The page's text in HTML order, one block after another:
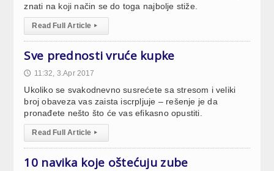
znati na koji način se do toga najbolje stiže.
Read Full Article ▸
Sve prednosti vruće kupke
🕔 11:32, 3.Apr 2017
Ukoliko se svakodnevno susrećete sa stresom i veliki
broj obaveza vas zaista iscrpljuje – rešenje je da
pronađete nešto što će vas efikasno opustiti.
Read Full Article ▸
10 navika koje oštećuju zube